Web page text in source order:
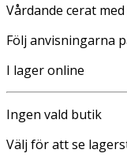
Vårdande cerat
Följ anvisningarna
I lager online
Ingen vald butik
Välj för att se